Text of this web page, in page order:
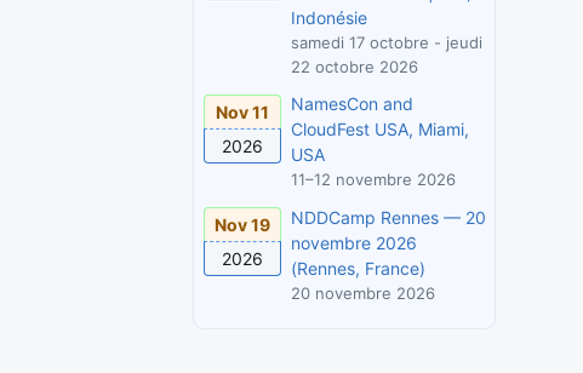
Indonésie
samedi 17 octobre - jeudi
22 octobre 2026
Nov 11
2026
NamesCon and
CloudFest USA, Miami,
USA
11–12 novembre 2026
Nov 19
2026
NDDCamp Rennes — 20
novembre 2026
(Rennes, France)
20 novembre 2026